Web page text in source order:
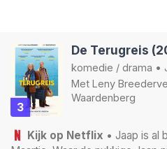
3
De Terugreis
komedie / drama •
Met Leny
Waardenberg
Kijk op Netflix • Jaap is al